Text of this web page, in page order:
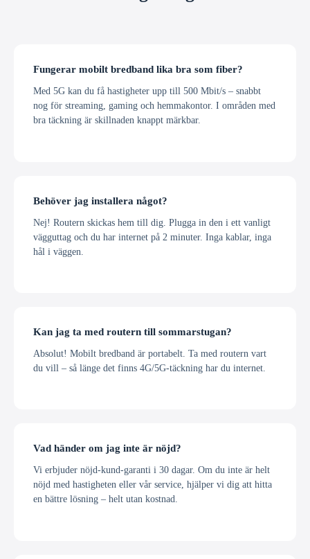
Fungerar mobilt bredband lika bra som fiber?
Med 5G kan du få hastigheter upp till 500 Mbit/s – snabbt
nog för streaming, gaming och hemmakontor. I områden med
bra täckning är skillnaden knappt märkbar.
Behöver jag installera något?
Nej! Routern skickas hem till dig. Plugga in den i ett vanligt
vägguttag och du har internet på 2 minuter. Inga kablar, inga
hål i väggen.
Kan jag ta med routern till sommarstugan?
Absolut! Mobilt bredband är portabelt. Ta med routern vart
du vill – så länge det finns 4G/5G-täckning har du internet.
Vad händer om jag inte är nöjd?
Vi erbjuder nöjd-kund-garanti i 30 dagar. Om du inte är helt
nöjd med hastigheten eller vår service, hjälper vi dig att hitta
en bättre lösning – helt utan kostnad.